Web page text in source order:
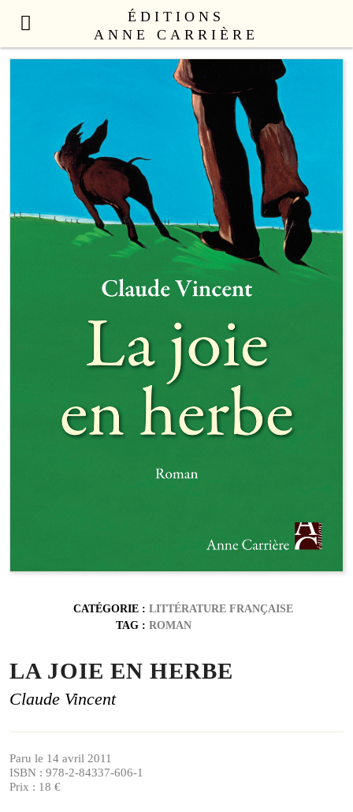
ÉDITIONS
ANNE CARRIÈRE
LITTÉRATURE FRANÇAISE
LITTÉRATURE ÉTRANGÈRE
NON FICTION
ANNE CARRIÈRE UNIVERS
SEX APPEAL
CATALOGUE
AUTEURS
CATÉGORIE : LITTÉRATURE FRANÇAISE
TAG : ROMAN
LA JOIE EN HERBE
Claude Vincent
Paru le 14 avril 2011
ISBN : 978-2-84337-606-1
Prix : 18 €